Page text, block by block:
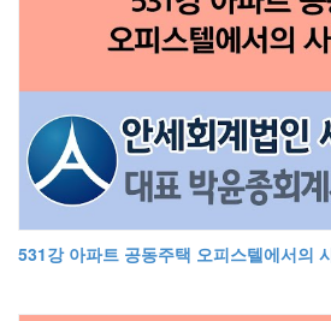
531강 아파트 공동주택 오피스텔에서의